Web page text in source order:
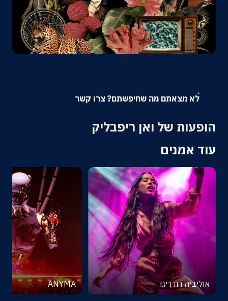
אודות
צרו קשר
לא מצאתם מה שחיפשתם? צרו קשר
הופעות של ואן ריפבליק
עוד אמנים
אוליביה רודריגו ANYMA